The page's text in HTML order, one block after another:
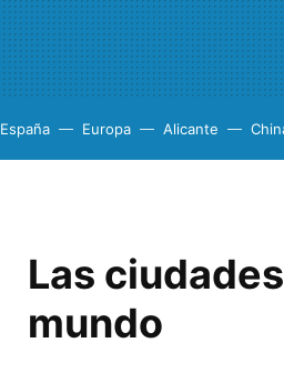
España Europa Alicante
Las
mundo